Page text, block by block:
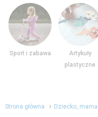
Sport i zabawa
Artykuły
plastyczne
Strona główna Dziecko, mama